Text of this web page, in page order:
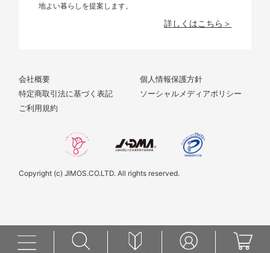
地よい暮らしを提案します。
詳しくはこちら＞
会社概要
個人情報保護方針
特定商取引法に基づく表記
ソーシャルメディアポリシー
ご利用規約
Copyright (c) JIMOS.CO.LTD. All rights reserved.